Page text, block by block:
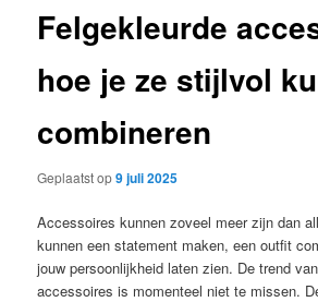
Felgekleurde
hoe je ze stijlvol
combineren
Geplaatst op9 juli 2025
Accessoires kunnen zoveel meer zijn dan
kunnen een statement maken, een outfit
jouw persoonlijkheid laten zien. De trend
accessoires is momenteel niet te missen.